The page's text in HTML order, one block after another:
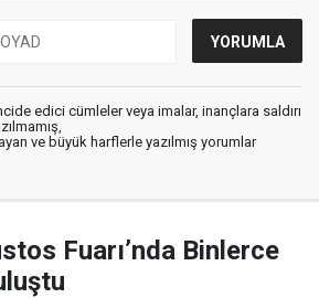
edici cümleler veya imalar, inançlara saldırı
ve büyük harflerle yazılmış yorumlar
Fuarı’nda Binlerce